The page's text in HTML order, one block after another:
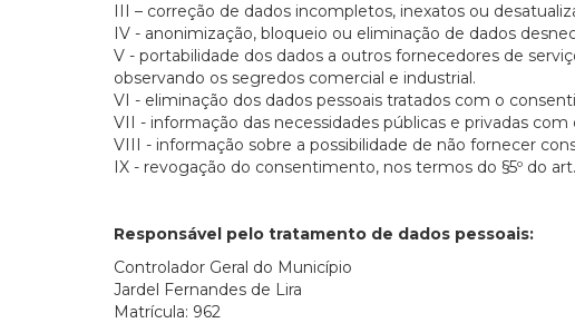
III – correção de dados incompletos, inexatos ou
IV - anonimização, bloqueio ou eliminação de dados
V - portabilidade dos dados a outros fornecedores de
observando os segredos comercial e industrial.
VI - eliminação dos dados pessoais tratados com o
VII - informação das necessidades públicas e privadas
VIII - informação sobre a possibilidade de não fornecer
IX - revogação do consentimento, nos termos do §5º do
Responsável pelo tratamento de dados pessoais:
Controlador Geral do Município
Jardel Fernandes de Lira
Matrícula: 962